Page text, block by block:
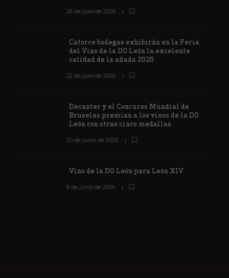
26 de julio de 2026
Catorce bodegas exhibirán en la Feria
del Vino de la DO León la excelente
calidad de la añada 2025
22 de julio de 2026
Decanter y el Concurso Mundial de
Bruselas premian a los vinos de la DO
León con otras cinco medallas
20 de junio de 2026
Vino de la DO León para León XIV
8 de junio de 2026